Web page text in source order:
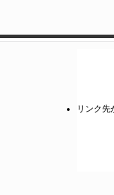
リンク先